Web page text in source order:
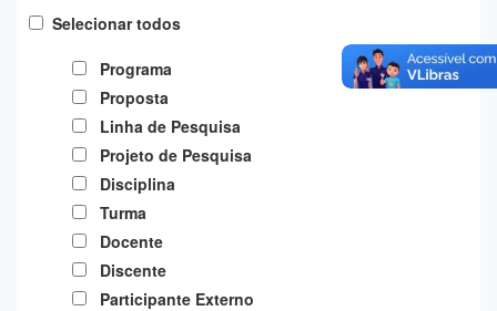
Planalto Selecionar todos
Programa
Proposta
Linha de Pesquisa
Projeto de Pesquisa
Disciplina
Turma
Docente
Discente
Participante Externo